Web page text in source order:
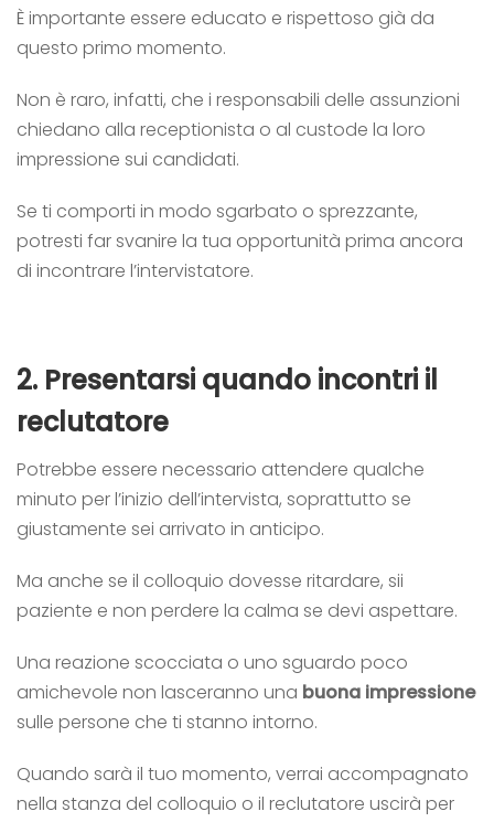
È importante essere educato e rispettoso già da
questo primo momento.
Non è raro, infatti, che i responsabili delle assunzioni
chiedano alla receptionista o al custode la loro
impressione sui candidati.
Se ti comporti in modo sgarbato o sprezzante,
potresti far svanire la tua opportunità prima ancora
di incontrare l’intervistatore.
2. Presentarsi quando incontri il
reclutatore
Potrebbe essere necessario attendere qualche
minuto per l’inizio dell’intervista, soprattutto se
giustamente sei arrivato in anticipo.
Ma anche se il colloquio dovesse ritardare, sii
paziente e non perdere la calma se devi aspettare.
Una reazione scocciata o uno sguardo poco
amichevole non lasceranno una buona impressione
sulle persone che ti stanno intorno.
Quando sarà il tuo momento, verrai accompagnato
nella stanza del colloquio o il reclutatore uscirà per